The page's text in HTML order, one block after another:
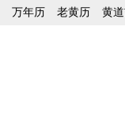
万年历 老黄历 黄